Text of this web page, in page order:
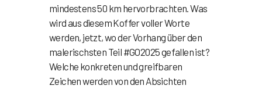
mindestens 50 km hervorbrachten. Was
wird aus diesem Koffer voller Worte
werden, jetzt, wo der Vorhang über den
malerischsten Teil #GO2025 gefallen ist?
Welche konkreten und greifbaren
Zeichen werden von den Absichten